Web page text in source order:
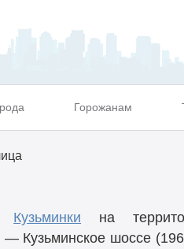
Горожанам
Кузьминки на
Кузьминское шоссе